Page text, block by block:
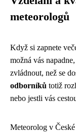
meteorologů
Když si zapnete
možná vás
zvládnout, než se
odborníků totiž
nebo jestli vás
Meteorolog v